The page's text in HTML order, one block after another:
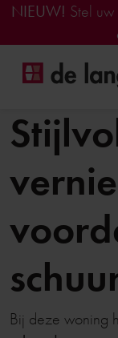
NIEUW! Stel
Bij deze woning